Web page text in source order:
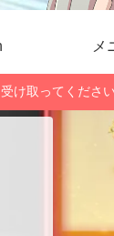
メ
け取ってください